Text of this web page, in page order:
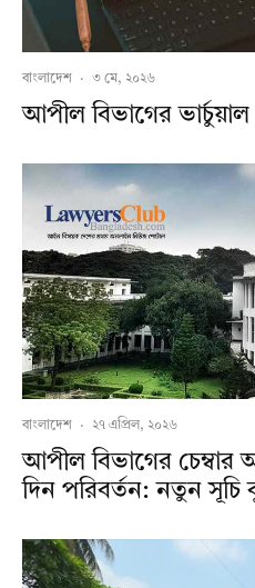
বাংলাদেশ · ৩ মে, ২০২৬
আপীল বিভাগের ভার্চুয়াল
বাংলাদেশ · ২৭ এপ্রিল, ২০২৬
আপীল বিভাগের
দিন পরিবর্তন: নতুন সূচি